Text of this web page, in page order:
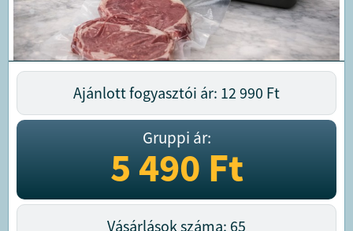
Ajánlott fogyasztói ár: 12 990 Ft
Gruppi ár:
5 490Ft
Vásárlások száma: 65